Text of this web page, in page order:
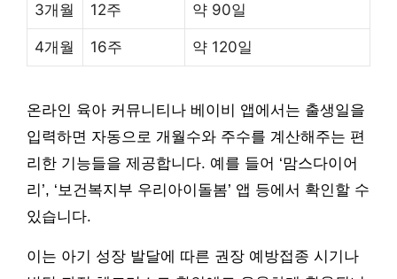
3개월 12주 약 90일
4개월 16주 약 120일
온라인 육아 커뮤니티나 베이비 앱에서는 출생일을
입력하면 자동으로 개월수와 주수를 계산해주는 편
리한 기능들을 제공합니다. 예를 들어 ‘맘스다이어
리’, ‘보건복지부 우리아이돌봄’ 앱 등에서 확인할 수
있습니다.
이는 아기 성장 발달에 따른 권장 예방접종 시기나